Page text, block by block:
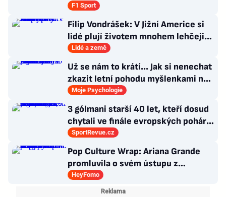
Fukuzumi. Staněk po chybě nedojel
F1 Sport
Filip Vondrášek: V Jižní Americe si
lidé plují životem mnohem lehčeji,
věci tolik neřeší
Lidé a země
Už se nám to krátí... Jak si nenechat
zkazit letní pohodu myšlenkami na
zářijový zápřah?
Moje Psychologie
3 gólmani starší 40 let, kteří dosud
chytali ve finále evropských pohárů.
Všichni odešli ze hřiště jako
poražení
SportRevue.cz
Pop Culture Wrap: Ariana Grande
promluvila o svém ústupu z
veřejného života a Sophia z
KATSEYE si dává pauzu od skupiny
HeyFomo